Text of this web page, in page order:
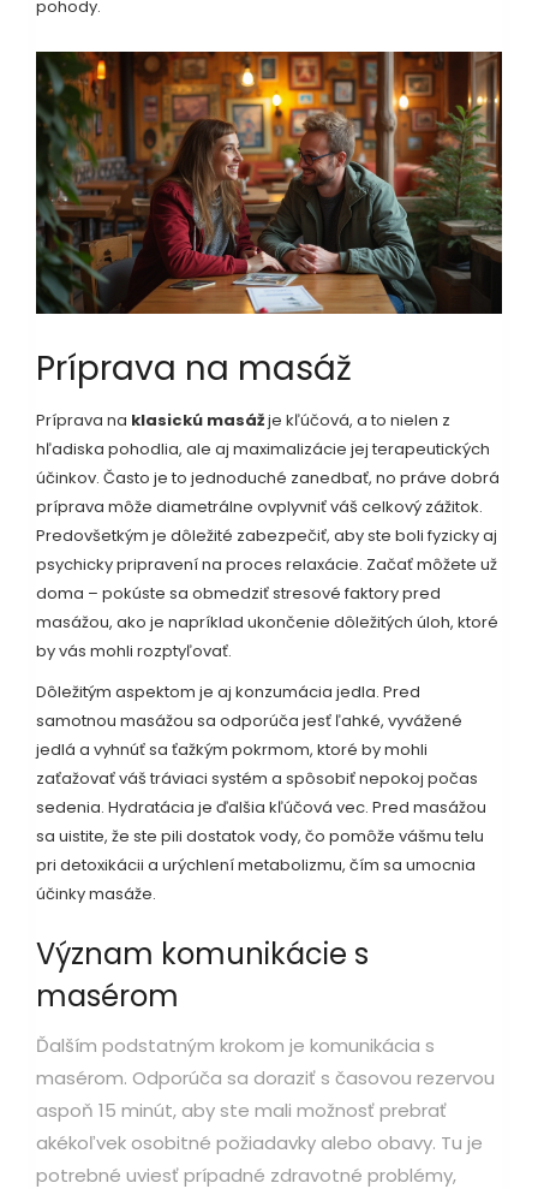
pohody.
Príprava na masáž
Príprava na klasickú masážje kľúčová, a to nielen z
hľadiska pohodlia, ale aj maximalizácie jej terapeutických
účinkov. Často je to jednoduché zanedbať, no práve dobrá
príprava môže diametrálne ovplyvniť váš celkový zážitok.
Predovšetkým je dôležité zabezpečiť, aby ste boli fyzicky aj
psychicky pripravení na proces relaxácie. Začať môžete už
doma – pokúste sa obmedziť stresové faktory pred
masážou, ako je napríklad ukončenie dôležitých úloh, ktoré
by vás mohli rozptyľovať.
Dôležitým aspektom je aj konzumácia jedla. Pred
samotnou masážou sa odporúča jesť ľahké, vyvážené
jedlá a vyhnúť sa ťažkým pokrmom, ktoré by mohli
zaťažovať váš tráviaci systém a spôsobiť nepokoj počas
sedenia. Hydratácia je ďalšia kľúčová vec. Pred masážou
sa uistite, že ste pili dostatok vody, čo pomôže vášmu telu
pri detoxikácii a urýchlení metabolizmu, čím sa umocnia
účinky masáže.
Význam komunikácie s
masérom
Ďalším podstatným krokom je komunikácia s
masérom. Odporúča sa doraziť s časovou rezervou
aspoň 15 minút, aby ste mali možnosť prebrať
akékoľvek osobitné požiadavky alebo obavy. Tu je
potrebné uviesť prípadné zdravotné problémy,